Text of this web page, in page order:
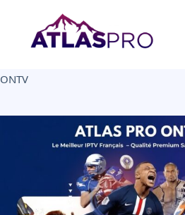
Uncategorized
ONTV